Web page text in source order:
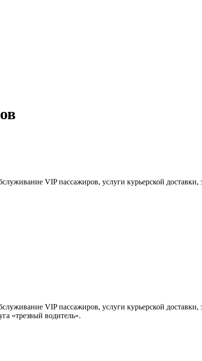
VIP пассажиров, услуги курьерской
VIP пассажиров, услуги курьерской
«трезвый водитель».